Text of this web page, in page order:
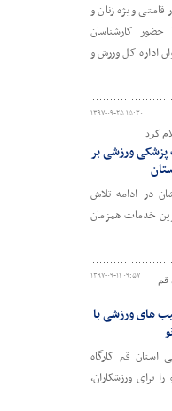
ویژه زنان و
حضور کارشناسان
اداره کل ورزش و
۱۳۹۷-۰۹-۲۵ ۱۵:۳۰
کرد
ورزشی بر
در ادامه تلاش
خدمات همزمان
۱۳۹۷-۰۹-۱۱ ۰۹:۵۷
قم
های ورزشی با
قم کارگاه
برای ورزشکاران،